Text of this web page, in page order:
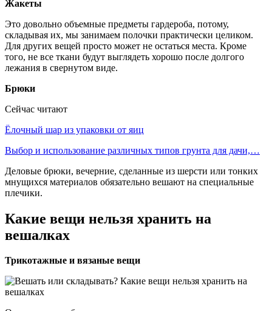
Жакеты
Это довольно объемные предметы гардероба, потому,
складывая их, мы занимаем полочки практически целиком.
Для других вещей просто может не остаться места. Кроме
того, не все ткани будут выглядеть хорошо после долгого
лежания в свернутом виде.
Брюки
Сейчас читают
Ёлочный шар из упаковки от яиц
Выбор и использование различных типов грунта для дачи,…
Деловые брюки, вечерние, сделанные из шерсти или тонких
мнущихся материалов обязательно вешают на специальные
плечики.
Какие вещи нельзя хранить на
вешалках
Трикотажные и вязаные вещи